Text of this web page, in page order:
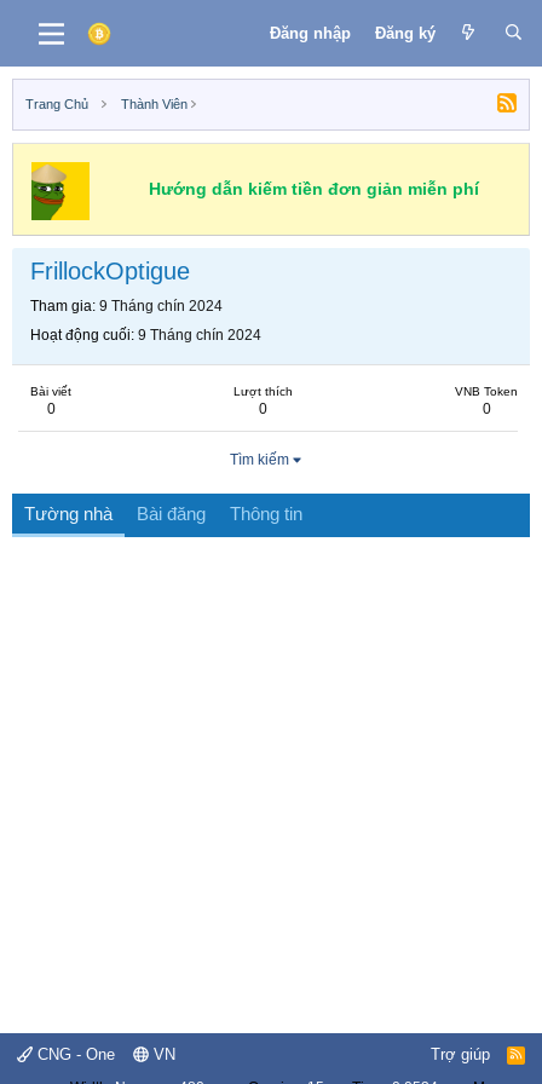
Đăng nhập Đăng ký
Trang Chủ Thành Viên
Hướng dẫn kiếm tiền đơn giản miễn phí
FrillockOptigue
Tham gia 9 Tháng chín 2024
Hoạt động cuối 9 Tháng chín 2024
Bài viết
0
Lượt thích
0
VNB Token
0
Tìm kiếm
Tường nhà Bài đăng Thông tin
CNG - One VN Trợ giúp
R